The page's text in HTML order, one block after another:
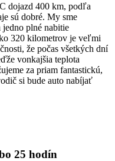
dojazd 400 km, podľa
sú dobré. My sme
plné nabitie
320 kilometrov je veľmi
že počas všetkých dní
vonkajšia teplota
za priam fantastickú,
si bude auto nabíjať
25 hodín